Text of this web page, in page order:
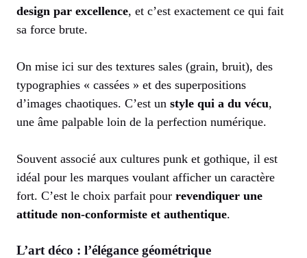
design par excellence, et c’est exactement ce qui fait
sa force brute.
On mise ici sur des textures sales (grain, bruit), des
typographies « cassées » et des superpositions
d’images chaotiques. C’est un style qui a du vécu,
une âme palpable loin de la perfection numérique.
Souvent associé aux cultures punk et gothique, il est
idéal pour les marques voulant afficher un caractère
fort. C’est le choix parfait pour revendiquer une
attitude non-conformiste et authentique.
L’art déco : l’élégance géométrique